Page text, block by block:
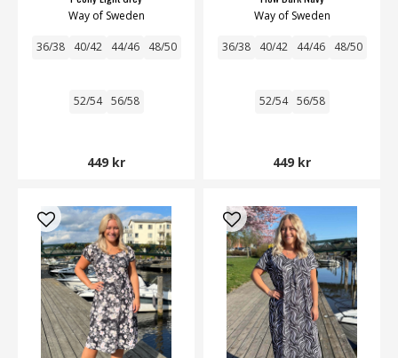
Way of Sweden
36/38 40/42 44/46 48/50
52/54 56/58
449 kr
Way of Sweden
36/38 40/42 44/46 48/50
52/54 56/58
449 kr